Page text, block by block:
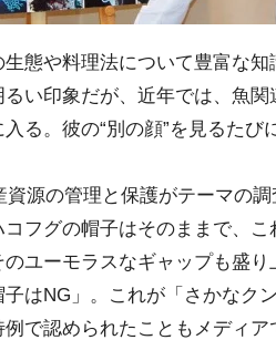
態や料理法について豊富な知
い印象だが、近年では、魚
る。彼の“別の顔”を見るたび
源の管理と保護がテーマの調
コフグの帽子はそのままで、
ユーモラスなギャップも盛
子はNG」。これが「さかなク
で認められたこともメディ